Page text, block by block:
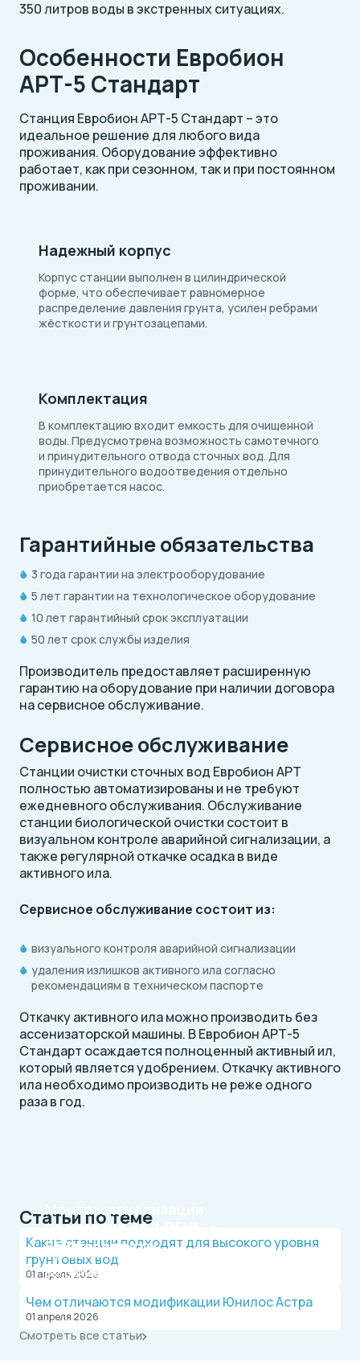
350 литров воды в экстренных ситуациях.
Особенности Евробион
АРТ-5 Стандарт
Станция Евробион АРТ-5 Стандарт – это
идеальное решение для любого вида
проживания. Оборудование эффективно
работает, как при сезонном, так и при постоянном
проживании.
Надежный корпус
Корпус станции выполнен в цилиндрической
форме, что обеспечивает равномерное
распределение давления грунта, усилен ребрами
жёсткости и грунтозацепами.
Комплектация
В комплектацию входит емкость для очищенной
воды. Предусмотрена возможность самотечного
и принудительного отвода сточных вод. Для
принудительного водоотведения отдельно
приобретается насос.
Гарантийные обязательства
3 года гарантии на электрооборудование
5 лет гарантии на технологическое оборудование
10 лет гарантийный срок эксплуатации
50 лет срок службы изделия
Производитель предоставляет расширенную
гарантию на оборудование при наличии договора
на сервисное обслуживание.
Сервисное обслуживание
Станции очистки сточных вод Евробион АРТ
полностью автоматизированы и не требуют
ежедневного обслуживания. Обслуживание
станции биологической очистки состоит в
визуальном контроле аварийной сигнализации, а
также регулярной откачке осадка в виде
активного ила.
Сервисное обслуживание состоит из:
визуального контроля аварийной сигнализации
удаления излишков активного ила согласно
рекомендациям в техническом паспорте
Откачку активного ила можно производить без
ассенизаторской машины. В Евробион АРТ-5
Стандарт осаждается полноценный активный ил,
который является удобрением. Откачку активного
ила необходимо производить не реже одного
раза в год.
Монтаж канализации
на участкеЗА 1 ДЕНЬ
Официальный дилер, работаем по договору.
Оплата после монтажа.
Рассрочка на 4 месяца
БЕЗ переплаты
Выгодные условия на монтаж канализации и
Статьи по теме
Какие станции подходят для высокого уровня
грунтовых вод
01 апреля 2026
Чем отличаются модификации Юнилос Астра
01 апреля 2026
Смотреть все статьи